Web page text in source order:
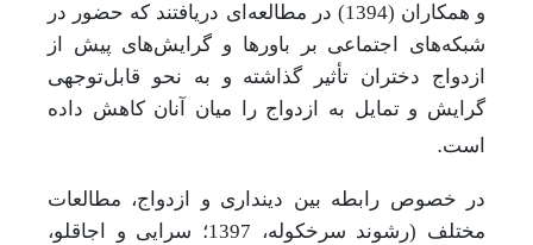
و همکاران (1394) در مطالعه‌ای دریافتند که حضور در
شبکه‌های اجتماعی بر باورها و گرایش‌های پیش از
ازدواج دختران تأثیر گذاشته و به نحو قابل‌توجهی
گرایش و تمایل به ازدواج را میان آنان کاهش داده
است.
در خصوص رابطه بین دینداری و ازدواج، مطالعات
مختلف (رشوند سرخکوله، 1397؛ سرایی و اجاقلو،